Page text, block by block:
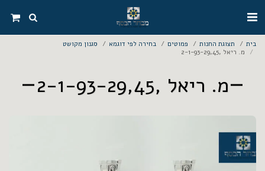
בית תצוגת החנות פמוטים בחירה לפי דוגמא
סגנון מקושט
מ. ריאל ,2-1-93-29,45
מ. ריאל ,2-1-93-29,45